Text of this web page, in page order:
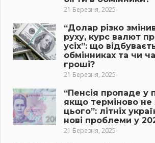
21 Березня, 2025
“Долар різко
руху, курс валют
усіх”: що
обмінниках та чи
гроші?
21 Березня, 2025
“Пенсія пропаде у
якщо терміново не
цього”: літніх
нові проблеми у
21 Березня, 2025